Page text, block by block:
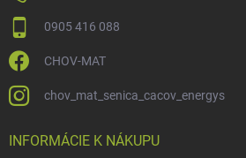
0905 416 088
CHOV-MAT
chov_mat_senica_cacov_energys
INFORMÁCIE K NÁKUPU